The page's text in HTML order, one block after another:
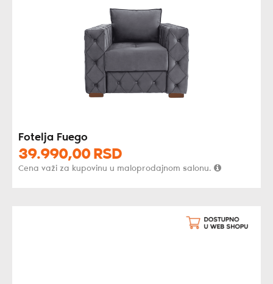
Fotelja Fuego
39.990,00 RSD
Cena važi za kupovinu u maloprodajnom salonu.